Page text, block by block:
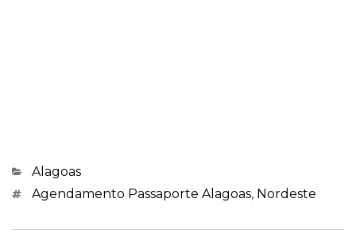
Categorias
Alagoas
Marcações
Agendamento Passaporte Alagoas, Nordeste